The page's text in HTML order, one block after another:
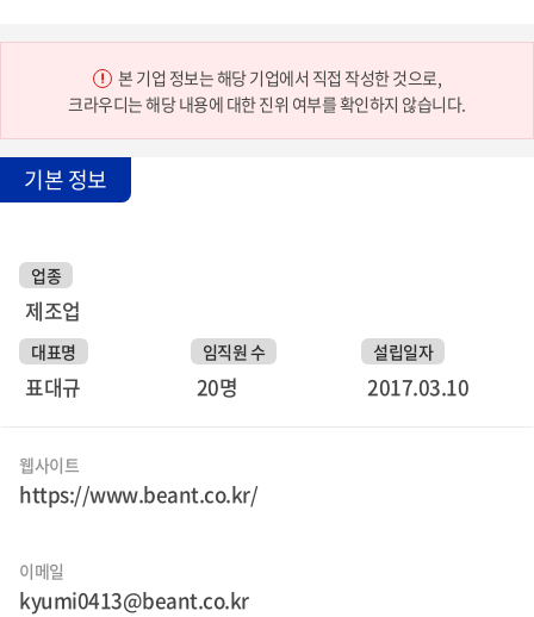
본 기업 정보는 해당 기업에서 직접 작성한 것으로,
크라우디는 해당 내용에 대한 진위 여부를 확인하지 않습니다.
기본 정보
업종
제조업
대표명
표대규
임직원 수
20명
설립일자
2017.03.10
웹사이트
https://www.beant.co.kr/
이메일
kyumi0413@beant.co.kr